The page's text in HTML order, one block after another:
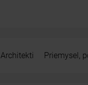
Architekti Priemysel,